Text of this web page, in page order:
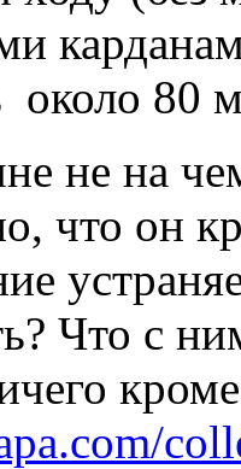
около 80
не на
что он
Что с